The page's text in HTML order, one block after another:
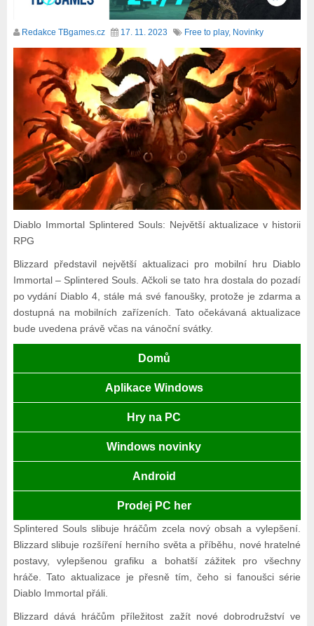
Redakce TBgames.cz 17. 11. 2023 Free to play, Novinky
Diablo Immortal Splintered Souls: Největší aktualizace v historii
RPG
Blizzard představil největší aktualizaci pro mobilní hru Diablo
Immortal – Splintered Souls. Ačkoli se tato hra dostala do pozadí
po vydání Diablo 4, stále má své fanoušky, protože je zdarma a
dostupná na mobilních zařízeních. Tato očekávaná aktualizace
bude uvedena právě včas na vánoční svátky.
Domů
Aplikace Windows
Hry na PC
Windows novinky
Android
Prodej PC her
Splintered Souls slibuje hráčům zcela nový obsah a vylepšení.
Blizzard slibuje rozšíření herního světa a příběhu, nové hratelné
postavy, vylepšenou grafiku a bohatší zážitek pro všechny
hráče. Tato aktualizace je přesně tím, čeho si fanoušci série
Diablo Immortal přáli.
Blizzard dává hráčům příležitost zažít nové dobrodružství ve